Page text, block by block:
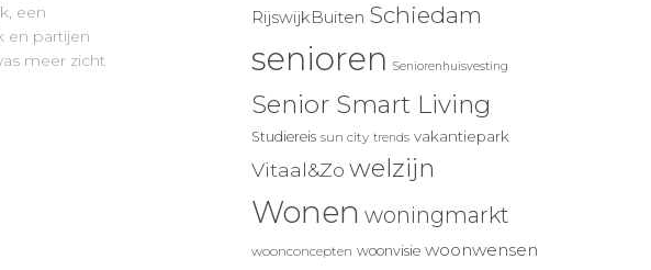
een
en partijen
meer zicht
RijswijkBuiten Schiedam
senioren Seniorenhuisvesting
Senior Smart Living
Studiereis sun city trends vakantiepark
Vitaal&Zo welzijn
Wonen woningmarkt
woonconcepten woonvisie woonwensen